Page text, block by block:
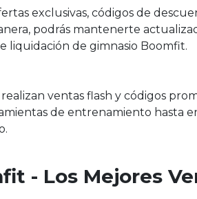
exclusivas, códigos de
podrás mantenerte
liquidación de gimnasio Boomfit.
ventas flash y códigos
de entrenamiento hasta
- Los Mejores